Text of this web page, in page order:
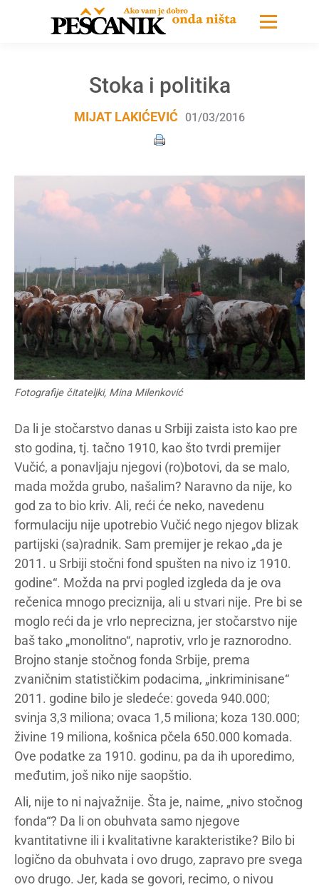
Stoka i politika
MIJAT LAKIĆEVIĆ 01/03/2016
Fotografije čitateljki, Mina Milenković
Da li je stočarstvo danas u Srbiji zaista isto kao pre
sto godina, tj. tačno 1910, kao što tvrdi premijer
Vučić, a ponavljaju njegovi (ro)botovi, da se malo,
mada možda grubo, našalim? Naravno da nije, ko
god za to bio kriv. Ali, reći će neko, navedenu
formulaciju nije upotrebio Vučić nego njegov blizak
partijski (sa)radnik. Sam premijer je rekao „da je
2011. u Srbiji stočni fond spušten na nivo iz 1910.
godine“. Možda na prvi pogled izgleda da je ova
rečenica mnogo preciznija, ali u stvari nije. Pre bi se
moglo reći da je vrlo neprecizna, jer stočarstvo nije
baš tako „monolitno“, naprotiv, vrlo je raznorodno.
Brojno stanje stočnog fonda Srbije, prema
zvaničnim statističkim podacima, „inkriminisane“
2011. godine bilo je sledeće: goveda 940.000;
svinja 3,3 miliona; ovaca 1,5 miliona; koza 130.000;
živine 19 miliona, košnica pčela 650.000 komada.
Ove podatke za 1910. godinu, pa da ih uporedimo,
međutim, još niko nije saopštio.
Ali, nije to ni najvažnije. Šta je, naime, „nivo stočnog
fonda“? Da li on obuhvata samo njegove
kvantitativne ili i kvalitativne karakteristike? Bilo bi
logično da obuhvata i ovo drugo, zapravo pre svega
ovo drugo. Jer, kada se govori, recimo, o nivou